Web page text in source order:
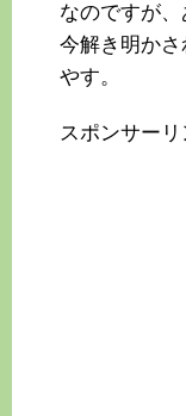
なのですが
今解き明か
やす。
スポンサーリ